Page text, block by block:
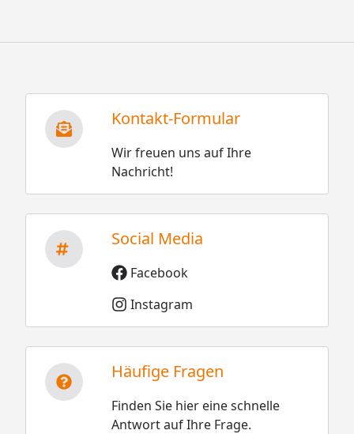
Kontakt-Formular
Wir freuen uns auf Ihre
Nachricht!
Social Media
Facebook
Instagram
Häufige Fragen
Finden Sie hier eine schnelle
Antwort auf Ihre Frage.